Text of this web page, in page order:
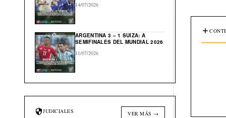
14/07/2026
ARGENTINA 3 – 1 SUIZA: A
SEMIFINALES DEL MUNDIAL 2026
11/07/2026
JUDICIALES VER MÁS →